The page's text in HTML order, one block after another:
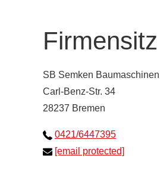
Firmensitz
SB Semken Baumaschinen
Carl-Benz-Str. 34
28237 Bremen
0421/6447395
[email protected]